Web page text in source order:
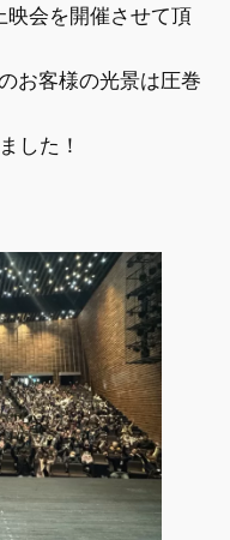
映会を開催させて頂
お客様の光景は圧巻
した！